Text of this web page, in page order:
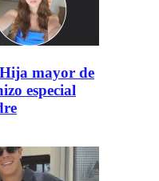
mayor de
especial